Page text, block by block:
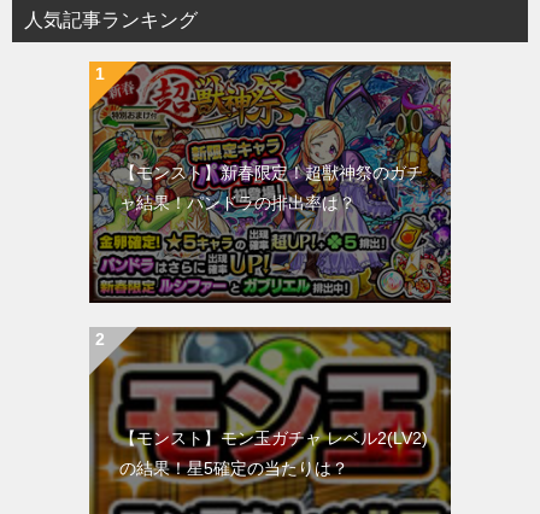
人気記事ランキング
【モンスト】新春限定！超獣神祭のガチ
ャ結果！パンドラの排出率は？
【モンスト】モン玉ガチャ レベル2(LV2)
の結果！星5確定の当たりは？